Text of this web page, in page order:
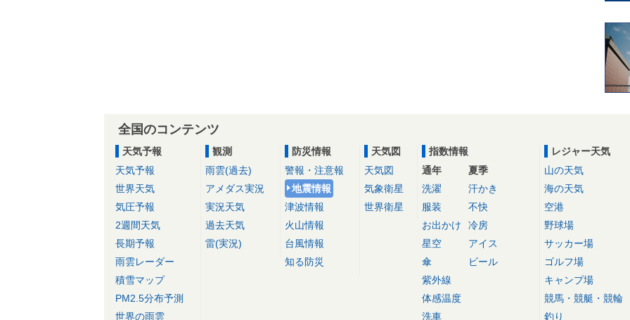
全国のコンテンツ
天気予報
天気予報
世界天気
気圧予報
2週間天気
長期予報
雨雲レーダー
積雪マップ
PM2.5分布予測
世界の雨雲
観測
雨雲(過去)
アメダス実況
実況天気
過去天気
雷(実況)
防災情報
警報・注意報
地震情報
津波情報
火山情報
台風情報
知る防災
天気図
天気図
気象衛星
世界衛星
指数情報
通年
洗濯
服装
お出かけ
星空
傘
紫外線
体感温度
洗車
夏季
汗かき
不快
冷房
アイス
ビール
レジャー天気
山の天気
海の天気
空港
野球場
サッカー場
ゴルフ場
キャンプ場
競馬・競艇・競輪
釣り